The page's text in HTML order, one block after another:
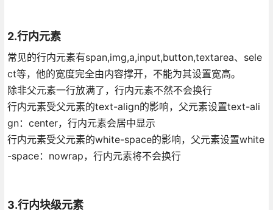
2.行内元素
常见的行内元素有span,img,a,input,button,textarea、sele
ct等，他的宽度完全由内容撑开，不能为其设置宽高。
除非父元素一行放满了，行内元素不然不会换行
行内元素受父元素的text-align的影响，父元素设置text-ali
gn：center，行内元素会居中显示
行内元素受父元素的white-space的影响，父元素设置white
-space：nowrap，行内元素将不会换行
3.行内块级元素